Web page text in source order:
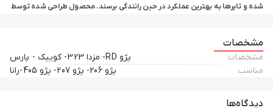
شده و تایرها به بهترین عملکرد در حین رانندگی برسند. محصول طراحی شده توسط
داخلی دارند.
این محصول در سایزهای زیر به بازار مصرف داخل و خارج کشور عرضه میگردد:
مشخصات
مشخصات
پژو RD- مزدا 323- کوییک - پارس
مناسب
پژو 206- پژو 207- پژو 405-رانا
دیدگاه‌ها